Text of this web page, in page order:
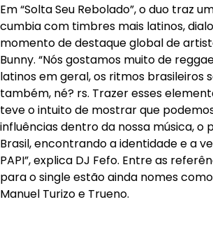
Em “Solta Seu Rebolado”, o duo traz
cumbia com timbres mais latinos,
momento de destaque global de
Bunny. “Nós gostamos muito de
latinos em geral, os ritmos brasileiros
também, né? rs. Trazer esses
teve o intuito de mostrar que
influências dentro da nossa música, o
Brasil, encontrando a identidade e a
PAPI”, explica DJ Fefo. Entre as
para o single estão ainda nomes
Manuel Turizo e Trueno.